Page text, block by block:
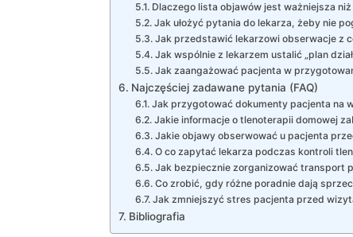
Dlaczego lista objawów jest ważniejsza niż
Jak ułożyć pytania do lekarza, żeby nie
Jak przedstawić lekarzowi obserwacje z
Jak wspólnie z lekarzem ustalić „plan
Jak zaangażować pacjenta w
Najczęściej zadawane pytania (FAQ)
Jak przygotować dokumenty pacjenta na
Jakie informacje o tlenoterapii domowej
Jakie objawy obserwować u pacjenta
O co zapytać lekarza podczas kontroli
Jak bezpiecznie zorganizować transport
Co zrobić, gdy różne poradnie dają
Jak zmniejszyć stres pacjenta przed
Bibliografia